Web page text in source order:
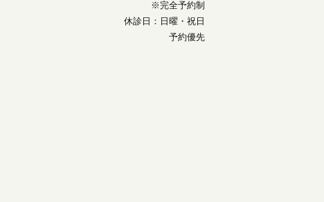
※完全予約制
休診日：日曜・祝日
予約優先